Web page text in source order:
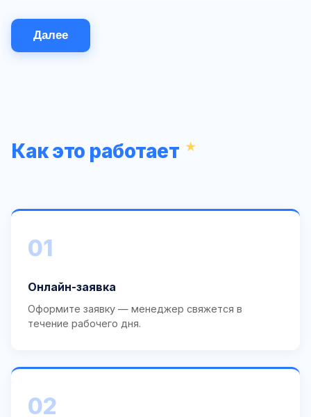
Далее
Как это работает
01
Онлайн-заявка
Оформите заявку — менеджер свяжется в
течение рабочего дня.
02